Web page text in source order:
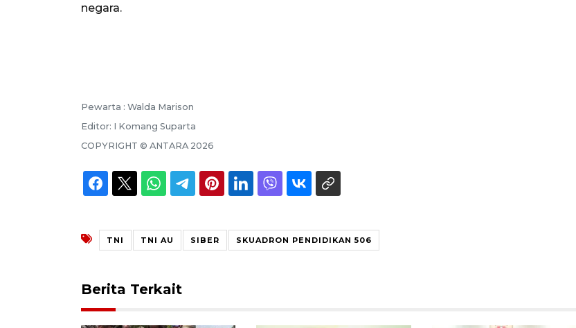
negara.
Pewarta : Walda Marison
Editor: I Komang Suparta
COPYRIGHT © ANTARA 2026
TNI TNI AU SIBER SKUADRON PENDIDIKAN 506
Berita Terkait